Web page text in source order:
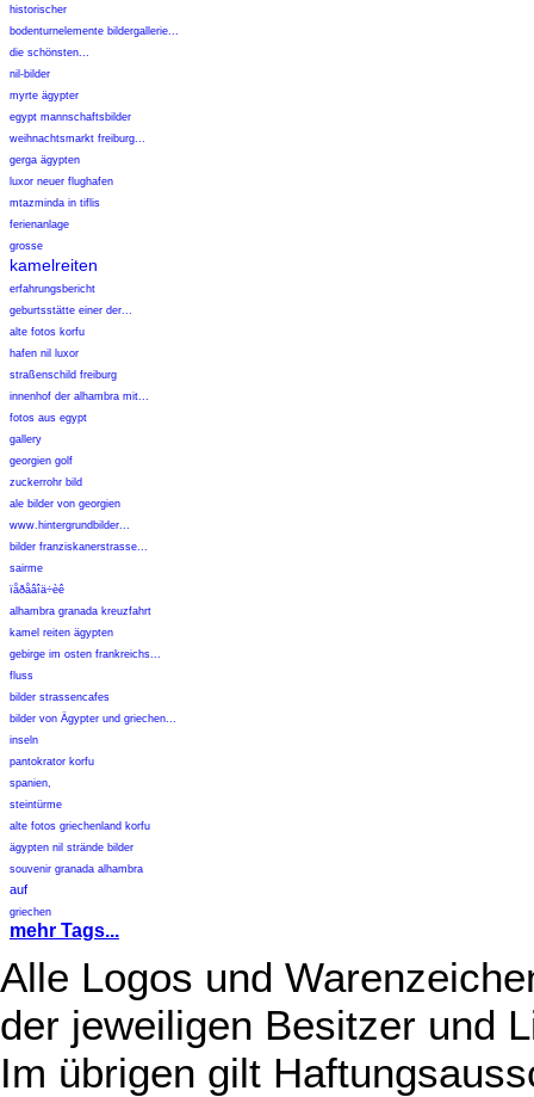
historischer
bodenturnelemente bildergallerie...
die schönsten...
nil-bilder
myrte ägypter
egypt mannschaftsbilder
weihnachtsmarkt freiburg...
gerga ägypten
luxor neuer flughafen
mtazminda in tiflis
ferienanlage
grosse
kamelreiten
erfahrungsbericht
geburtsstätte einer der...
alte fotos korfu
hafen nil luxor
straßenschild freiburg
innenhof der alhambra mit...
fotos aus egypt
gallery
georgien golf
zuckerrohr bild
ale bilder von georgien
www.hintergrundbilder...
bilder franziskanerstrasse...
sairme
ïåðåâîä÷èê
alhambra granada kreuzfahrt
kamel reiten ägypten
gebirge im osten frankreichs...
fluss
bilder strassencafes
bilder von Ägypter und griechen...
inseln
pantokrator korfu
spanien,
steintürme
alte fotos griechenland korfu
ägypten nil strände bilder
souvenir granada alhambra
auf
griechen
mehr Tags...
Alle Logos und
der jeweiligen Besitzer und
Im übrigen gilt